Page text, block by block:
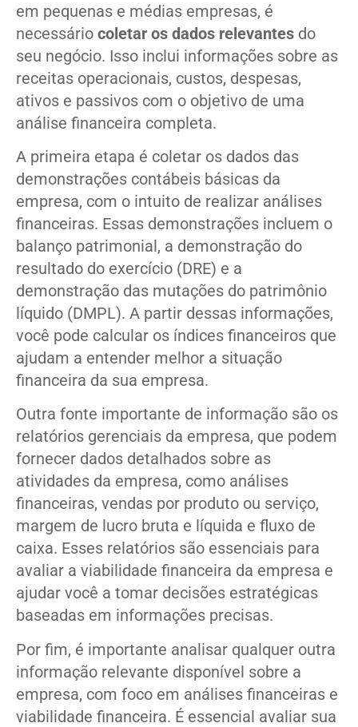
em pequenas e médias empresas, é
necessário coletar os dados relevantes do
seu negócio. Isso inclui informações sobre as
receitas operacionais, custos, despesas,
ativos e passivos com o objetivo de uma
análise financeira completa.
A primeira etapa é coletar os dados das
demonstrações contábeis básicas da
empresa, com o intuito de realizar análises
financeiras. Essas demonstrações incluem o
balanço patrimonial, a demonstração do
resultado do exercício (DRE) e a
demonstração das mutações do patrimônio
líquido (DMPL). A partir dessas informações,
você pode calcular os índices financeiros que
ajudam a entender melhor a situação
financeira da sua empresa.
Outra fonte importante de informação são os
relatórios gerenciais da empresa, que podem
fornecer dados detalhados sobre as
atividades da empresa, como análises
financeiras, vendas por produto ou serviço,
margem de lucro bruta e líquida e fluxo de
caixa. Esses relatórios são essenciais para
avaliar a viabilidade financeira da empresa e
ajudar você a tomar decisões estratégicas
baseadas em informações precisas.
Por fim, é importante analisar qualquer outra
informação relevante disponível sobre a
empresa, com foco em análises financeiras e
viabilidade financeira. É essencial avaliar sua